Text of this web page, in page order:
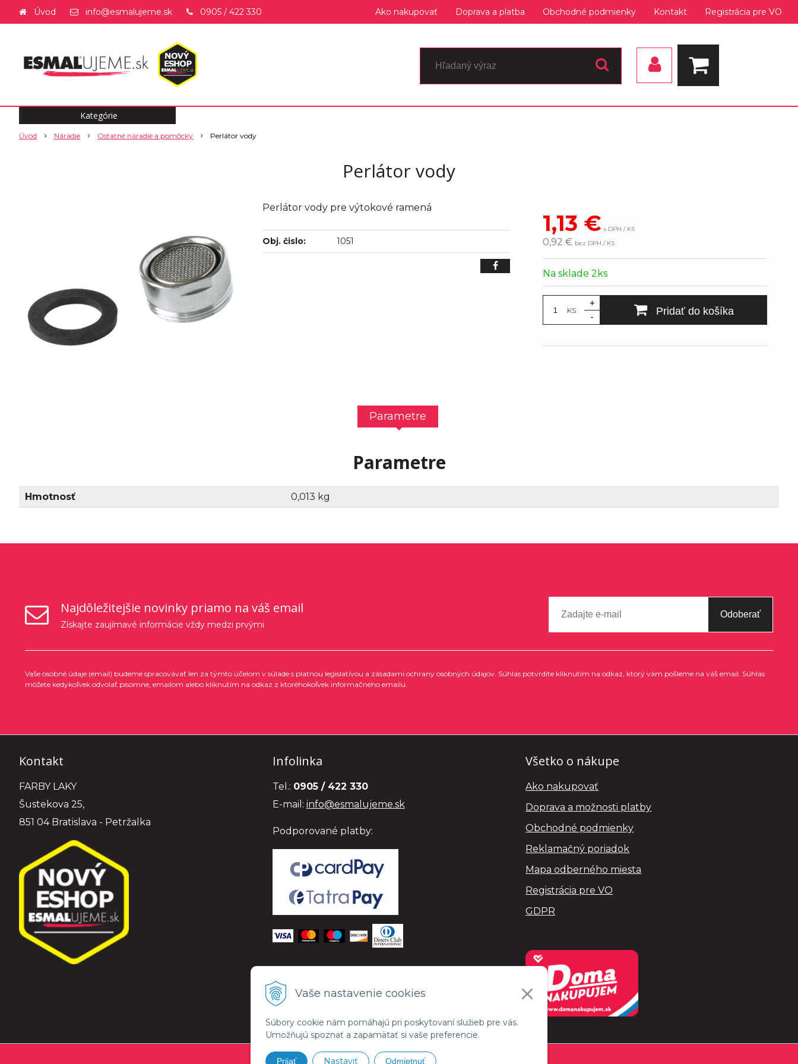
Vaše nastavenie cookies
Súbory cookie nám pomáhajú pri poskytovaní služieb pre vás.
Umožňujú spoznať a zapamätať si vaše preferencie.
Prijať Nastaviť Odmietnuť
Úvod info@esmalujeme.sk 0905 / 422 330 Ako nakupovať Doprava a platba Obchodné podmienky Kontakt Registrácia pre VO
Úvod Náradie Ostatné náradie a pomôcky Perlátor vody
Perlátor vody
1,13 € s DPH / KS
0,92 € bez DPH / KS
Na sklade 2ks
KS
+
-
Pridať do košíka
Perlátor vody pre výtokové ramená
Obj. čislo: 1051
Parametre
Parametre
Hmotnosť 0,013 kg
Kategórie
Najdôležitejšie novinky priamo na váš email
Získajte zaujímavé informácie vždy medzi prvými
Odoberať
Vaše osobné údaje (email) budeme spracovávať len za týmto účelom v súlade s platnou legislatívou a zásadami ochrany osobných údajov. Súhlas potvrdíte kliknutím na odkaz, ktorý vám pošleme na váš email. Súhlas
môžete kedykoľvek odvolať písomne, emailom alebo kliknutím na odkaz z ktoréhokoľvek informačného emailu.
Kontakt
FARBY LAKY
Šustekova 25,
851 04 Bratislava - Petržalka
Infolinka
Tel.: 0905 / 422 330
E-mail: info@esmalujeme.sk
Podporované platby:
Všetko o nákupe
Ako nakupovať
Doprava a možnosti platby
Obchodné podmienky
Reklamačný poriadok
Mapa odberného miesta
Registrácia pre VO
GDPR